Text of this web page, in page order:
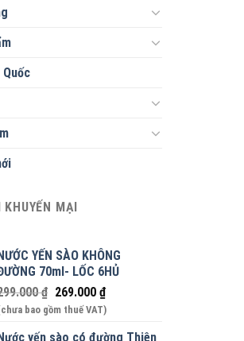
Quốc
MẠI
YẾN SÀO KHÔNG
70ml- LỐC 6HỦ
₫ 269.000 ₫
bao gồm thuế VAT)
yến sào có đường Thiên